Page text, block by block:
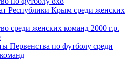
Республики Крым среди женских
среди женских команд 2000 г.р.
Первенства по футболу среди